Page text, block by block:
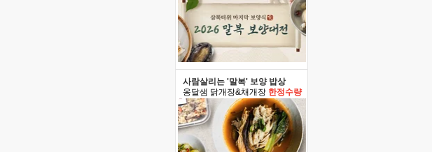
사람살리는 '말복' 보양 밥상
옹달샘 닭개장&채개장 한정수량